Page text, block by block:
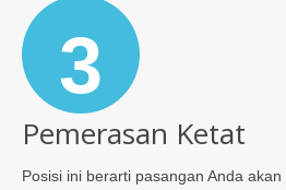
3
Pemerasan Ketat
Posisi ini berarti pasangan Anda